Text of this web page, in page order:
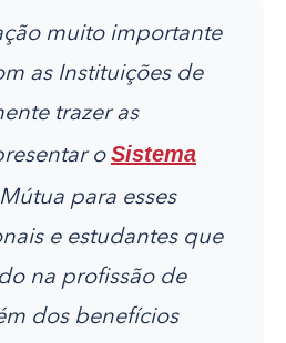
muito importante
as Instituições de
trazer as
o Sistema
para esses
e estudantes que
na profissão de
dos benefícios